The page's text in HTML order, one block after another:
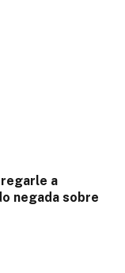
a
negada sobre